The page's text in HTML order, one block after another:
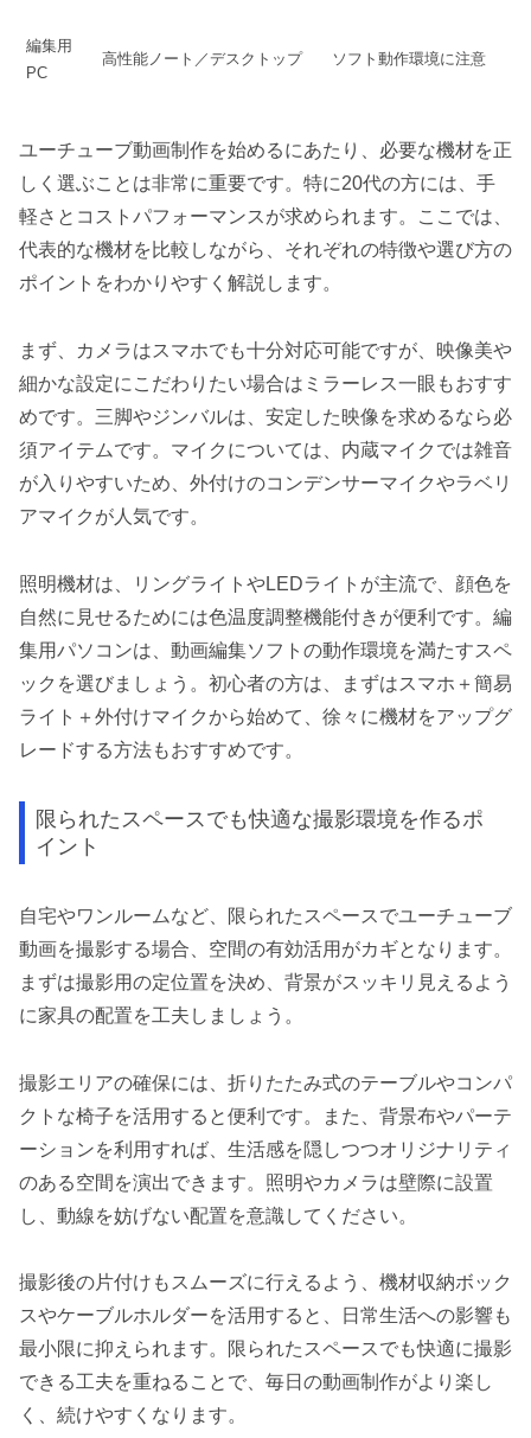
編集用
PC
高性能ノート／デスクトップ ソフト動作環境に注意
ユーチューブ動画制作を始めるにあたり、必要な機材を正
しく選ぶことは非常に重要です。特に20代の方には、手
軽さとコストパフォーマンスが求められます。ここでは、
代表的な機材を比較しながら、それぞれの特徴や選び方の
ポイントをわかりやすく解説します。
まず、カメラはスマホでも十分対応可能ですが、映像美や
細かな設定にこだわりたい場合はミラーレス一眼もおすす
めです。三脚やジンバルは、安定した映像を求めるなら必
須アイテムです。マイクについては、内蔵マイクでは雑音
が入りやすいため、外付けのコンデンサーマイクやラベリ
アマイクが人気です。
照明機材は、リングライトやLEDライトが主流で、顔色を
自然に見せるためには色温度調整機能付きが便利です。編
集用パソコンは、動画編集ソフトの動作環境を満たすスペ
ックを選びましょう。初心者の方は、まずはスマホ＋簡易
ライト＋外付けマイクから始めて、徐々に機材をアップグ
レードする方法もおすすめです。
限られたスペースでも快適な撮影環境を作るポ
イント
自宅やワンルームなど、限られたスペースでユーチューブ
動画を撮影する場合、空間の有効活用がカギとなります。
まずは撮影用の定位置を決め、背景がスッキリ見えるよう
に家具の配置を工夫しましょう。
撮影エリアの確保には、折りたたみ式のテーブルやコンパ
クトな椅子を活用すると便利です。また、背景布やパーテ
ーションを利用すれば、生活感を隠しつつオリジナリティ
のある空間を演出できます。照明やカメラは壁際に設置
し、動線を妨げない配置を意識してください。
撮影後の片付けもスムーズに行えるよう、機材収納ボック
スやケーブルホルダーを活用すると、日常生活への影響も
最小限に抑えられます。限られたスペースでも快適に撮影
できる工夫を重ねることで、毎日の動画制作がより楽し
く、続けやすくなります。